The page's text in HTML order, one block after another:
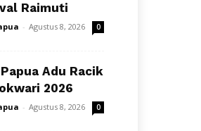
Raimuti
- Agustus 8, 2026 0
Adu Racik
2026
- Agustus 8, 2026 0